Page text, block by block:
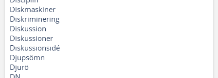
Diskmaskiner
Diskriminering
Diskussion
Diskussioner
Diskussionsidé
Djupsömn
Djurö